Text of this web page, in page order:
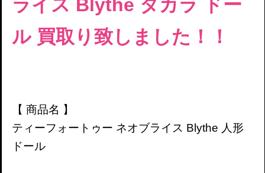
ライス Blythe タカラ ドー
ル 買取り致しました！！
【 商品名 】
ティーフォートゥー ネオブライス Blythe 人形
ドール